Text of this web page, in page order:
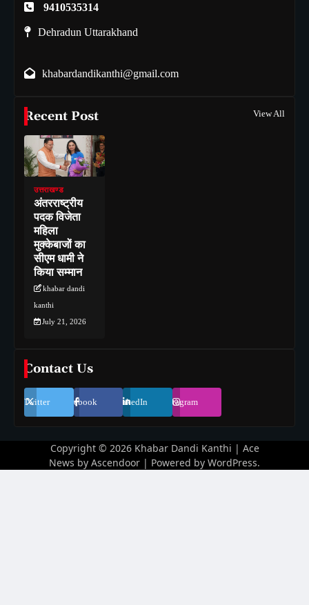
9410535314
Dehradun Uttarakhand
khabardandikanthi@gmail.com
Recent Post View All
उत्तराखण्ड
अंतरराष्ट्रीय
पदक विजेता
महिला
मुक्केबाजों का
सीएम धामी ने
किया सम्मान
khabar dandi
kanthi
July 21, 2026
Contact Us
Twitter Facebook LinkedIn Instagram
Copyright © 2026 Khabar Dandi Kanthi | Ace
News by Ascendoor | Powered by WordPress.